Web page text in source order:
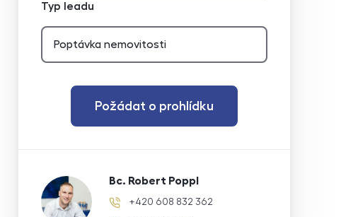
Typ leadu
Požádat o prohlídku
Bc. Robert Poppl
telefonní číslo
+420 608 832 362